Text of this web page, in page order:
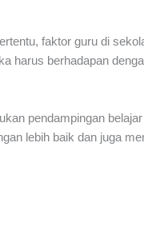
faktor guru di
harus berhadapan
pendampingan
lebih baik dan juga